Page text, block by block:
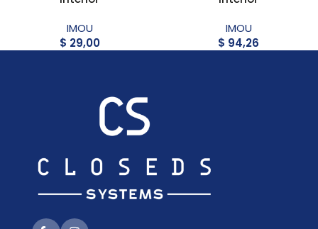
IMOU
$ 29,00
IMOU
$ 94,26